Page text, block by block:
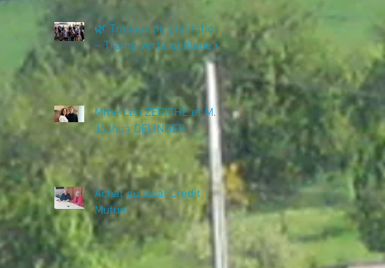
🌿 Travaux de plantation
– Trame verte et bleue 🌿
Mme Léa ZEBICHE et M.
Joshua DELINGER
Achat du local Crédit
Mutuel